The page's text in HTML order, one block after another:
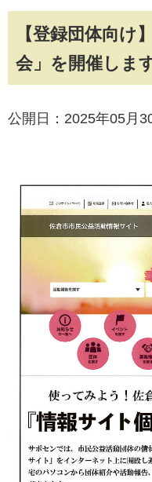
【登録団体向け
会」を開催しま
公開日：2025年05月